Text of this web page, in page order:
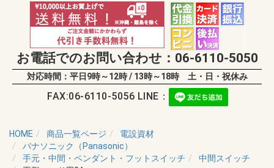
お電話でのお問い合わせ：06-6110-5050
対応時間：平日9時～12時 / 13時～18時 土・日・祝休み
FAX:06-6110-5056 LINE：
HOME 商品一覧ページ
電設資材
パナソニック（Panasonic）
手元・中間・ペンダント・フットスイッチ
中間スイッチ